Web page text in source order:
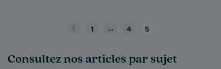
«
1 … 4 5
Consultez nos articles par sujet